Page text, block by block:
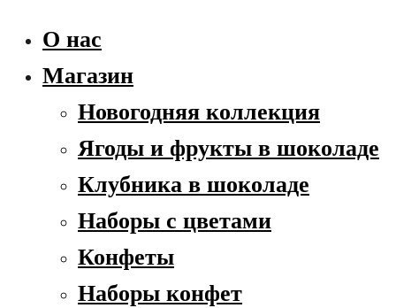
О нас
Магазин
Новогодняя коллекция
Ягоды и фрукты в шоколаде
Клубника в шоколаде
Наборы с цветами
Конфеты
Наборы конфет